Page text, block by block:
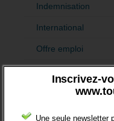
Inscrivez-
Une seule newsletter
Indemnisation
International
Offre emploi
Quartiers
Fiches pédagogiques